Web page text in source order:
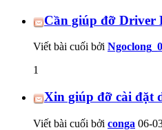
Cần giúp đỡ Driver
Viết bài cuối bởi
1
Xin giúp đỡ cài đặt
Viết bài cuối bởi conga 06-